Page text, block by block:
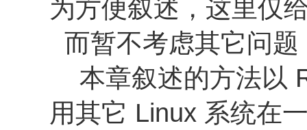
为方便叙述，这里仅
而暂不考虑其它问
本章叙述的方法以
用其它 Linux 系统在